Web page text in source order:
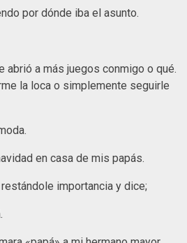
por dónde iba el asunto.
abrió a más juegos conmigo o qué.
la loca o simplemente seguirle
en casa de mis papás.
importancia y dice;